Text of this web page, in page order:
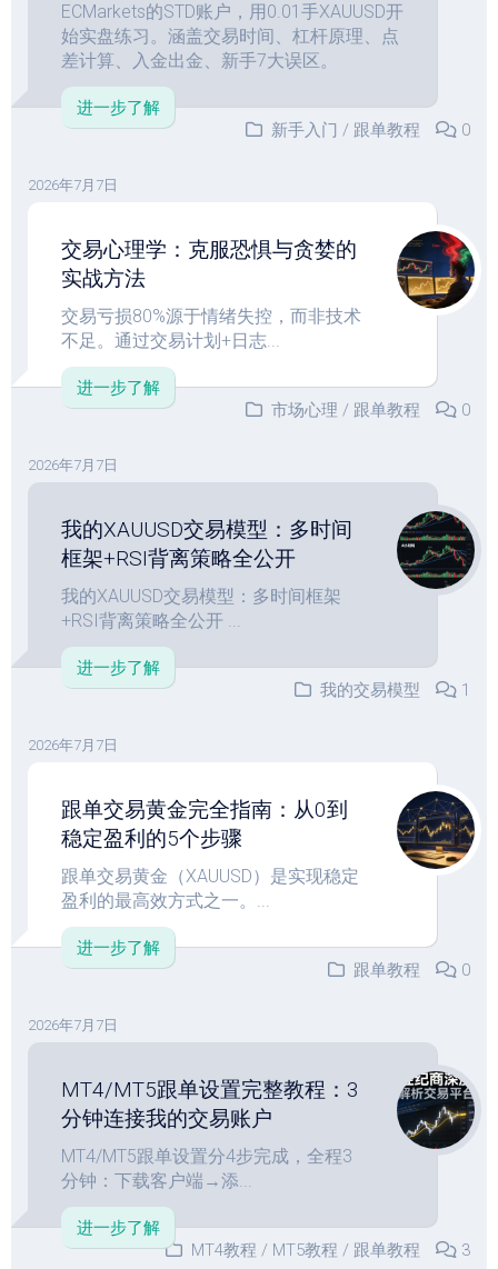
ECMarkets的STD账户，用0.01手XAUUSD开
始实盘练习。涵盖交易时间、杠杆原理、点
差计算、入金出金、新手7大误区。
进一步了解
新手入门 / 跟单教程 0
2026年7月7日
交易心理学：克服恐惧与贪婪的
实战方法
交易亏损80%源于情绪失控，而非技术
不足。通过交易计划+日志...
进一步了解
市场心理 / 跟单教程 0
2026年7月7日
我的XAUUSD交易模型：多时间
框架+RSI背离策略全公开
我的XAUUSD交易模型：多时间框架
+RSI背离策略全公开 ...
进一步了解
我的交易模型
1
2026年7月7日
跟单交易黄金完全指南：从0到
稳定盈利的5个步骤
跟单交易黄金（XAUUSD）是实现稳定
盈利的最高效方式之一。...
进一步了解
跟单教程
0
2026年7月7日
MT4/MT5跟单设置完整教程：3
分钟连接我的交易账户
MT4/MT5跟单设置分4步完成，全程3
分钟：下载客户端→添...
进一步了解
MT4教程 / MT5教程 / 跟单教程 3